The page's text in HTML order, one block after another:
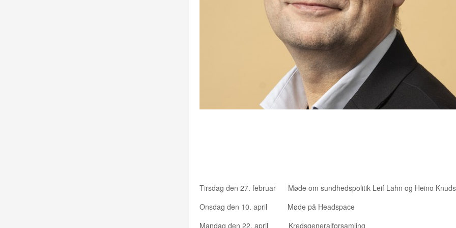
Tirsdag den 27. februar Møde om sundhedspolitik Leif Lahn og Heino
Onsdag den 10. april Møde på Headspace
Mandag den 22. april Kredsgeneralforsamling